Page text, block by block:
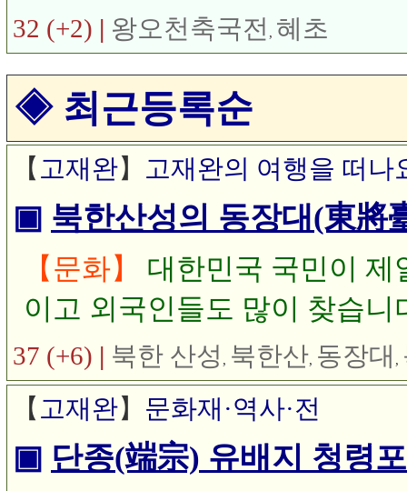
32 (+2) | 왕오천축국전 , 혜초
◈ 최근등록순
【 고재완】 고재완의 여행을 떠나
▣ 북한산성의 동장대(東將臺
【문화】
대한민국 국민이 제
이고 외국인들도 많이 찾습
성이 있습니다. 오늘은 1925
일제 강점기 때 찍은 북한산(
37 (+6) | 북한 산성 , 북한산, 동장대 ,
【 고재완】 문화재·역사·전
▣ 단종(端宗) 유배지 청령